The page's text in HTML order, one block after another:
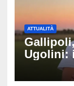
ATTUALITÀ
Ugolini:
medico